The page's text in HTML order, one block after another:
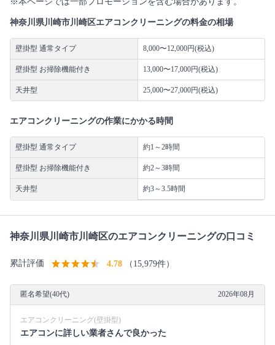
神奈川県川崎市川崎区エアコンクリーニングの料金の相場
壁掛型 通常タイプ 8,000〜12,000円(税込)
壁掛型 お掃除機能付き 13,000〜17,000円(税込)
天井型 25,000〜27,000円(税込)
エアコンクリーニングの作業にかかる時間
壁掛型 通常タイプ 約1～2時間
壁掛型 お掃除機能付き 約2～3時間
天井型 約3～3.5時間
神奈川県川崎市川崎区のエアコンクリーニングの口コミ
累計評価 4.78 （15,979件）
匿名希望(40代) 2026年08月
エアコンクリーニング(壁掛型)
エアコンに詳しい業者さんで良かった